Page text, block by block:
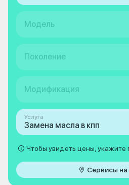
Модель
Поколение
Модификация
Услуга
Замена масла в кпп
Чтобы увидеть цены, укажите
Сервисы на